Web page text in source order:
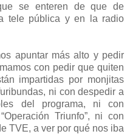
se enteren de que de
tele pública y en la radio
apuntar más alto y pedir
con pedir que quiten
impartidas por monjitas
ni con despedir a
del programa, ni con
Triunfo”, ni con
TVE, a ver por qué nos iba